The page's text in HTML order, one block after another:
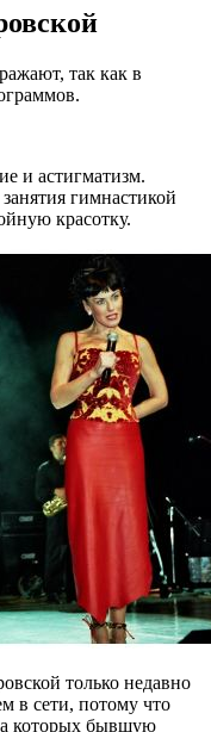
так как в
и астигматизм.
гимнастикой
красотку.
только недавно
в сети, потому что
которых бывшую